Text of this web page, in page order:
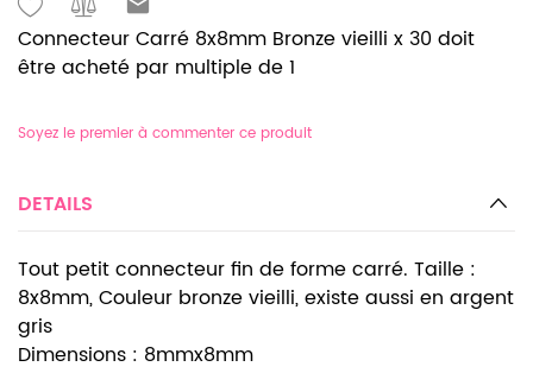
Connecteur Carré 8x8mm Bronze vieilli x 30 doit
être acheté par multiple de 1
Soyez le premier à commenter ce produit
DETAILS
Tout petit connecteur fin de forme carré. Taille :
8x8mm, Couleur bronze vieilli, existe aussi en argent
gris
Dimensions : 8mmx8mm